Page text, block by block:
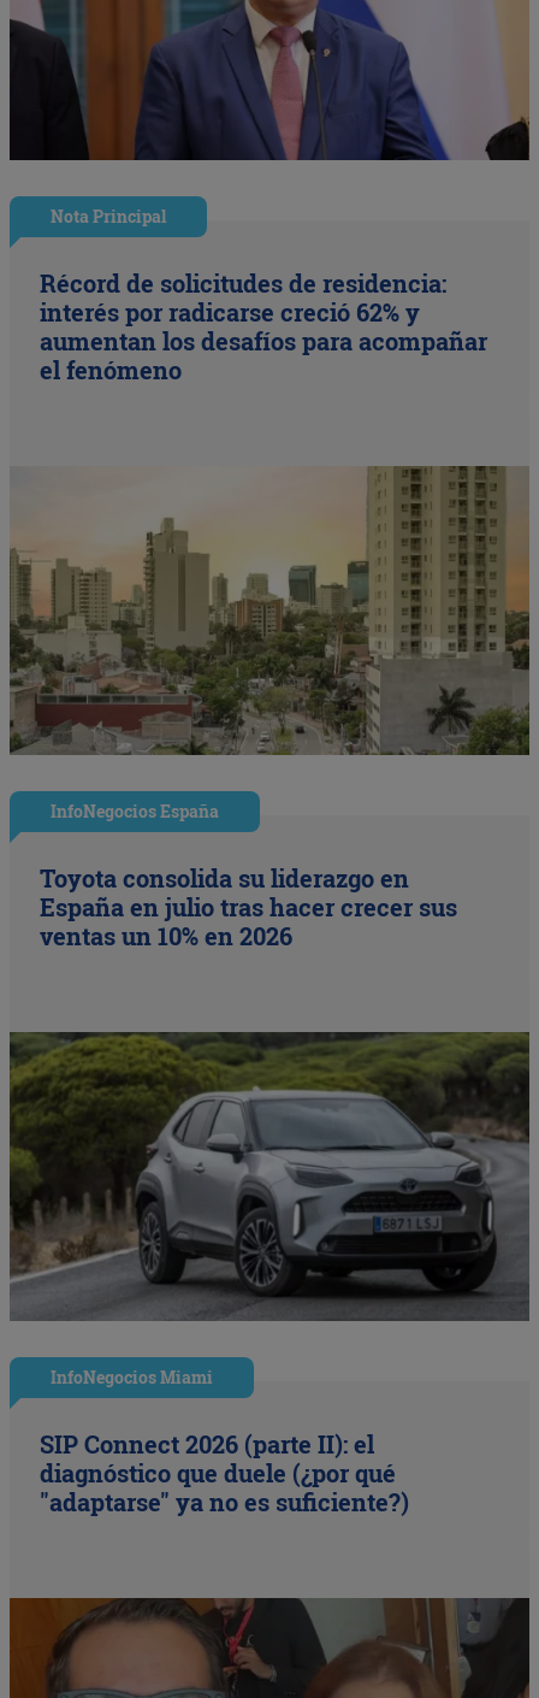
Nota Principal
Récord de solicitudes de residencia:
interés por radicarse creció 62% y
aumentan los desafíos para acompañar
el fenómeno
InfoNegocios España
Toyota consolida su liderazgo en
España en julio tras hacer crecer sus
ventas un 10% en 2026
InfoNegocios Miami
SIP Connect 2026 (parte II): el
diagnóstico que duele (¿por qué
"adaptarse" ya no es suficiente?)